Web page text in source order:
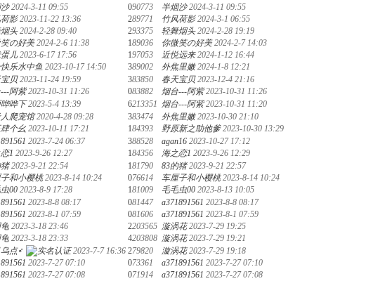
2024-3-11 09:55 090773 半烟沙 2024-3-11 09:55
影 2023-11-22 13:36 289771 竹风荷影 2024-3-1 06:55
头 2024-2-28 09:40 293375 轻舞烟头 2024-2-28 19:19
の好美 2024-2-6 11:38 189036 你微笑の好美 2024-2-7 14:03
儿 2023-6-17 17:56 197053 近悦远来 2024-1-12 16:44
乐水中鱼 2023-10-17 14:50 389002 外焦里嫩 2024-1-8 12:21
贝 2023-11-24 19:59 383850 春天宝贝 2023-12-4 21:16
阿紫 2023-10-31 11:26 083882 烟台---阿紫 2023-10-31 11:26
哗下 2023-5-4 13:39 6213351 烟台---阿紫 2023-10-31 11:20
爬宠馆 2020-4-28 09:28 383474 外焦里嫩 2023-10-30 21:10
个幺 2023-10-11 17:21 184393 野原新之助他爹 2023-10-30 13:29
2023-7-24 06:37 388528 agan16 2023-10-27 17:12
1 2023-9-26 12:27 184356 海之恋1 2023-9-26 12:29
2023-9-21 22:54 181790 83的猪 2023-9-21 22:57
和小樱桃 2023-8-14 10:24 076614 车厘子和小樱桃 2023-8-14 10:24
00 2023-8-9 17:28 181009 毛毛虫00 2023-8-13 10:05
2023-8-8 08:17 081447 a371891561 2023-8-8 08:17
2023-8-1 07:59 081606 a371891561 2023-8-1 07:59
2023-3-18 23:46 2203565 漩涡花 2023-7-29 19:25
2023-3-18 23:33 4203808 漩涡花 2023-7-29 19:21
点♂ 2023-7-7 16:36 279820 漩涡花 2023-7-29 19:18
2023-7-27 07:10 073361 a371891561 2023-7-27 07:10
2023-7-27 07:08 071914 a371891561 2023-7-27 07:08